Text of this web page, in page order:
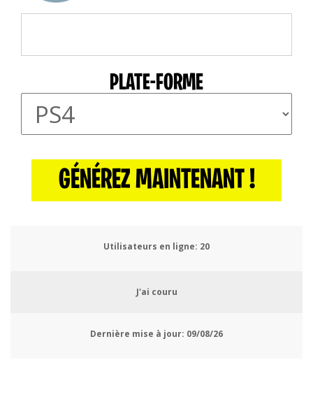
PLATE-FORME
GÉNÉREZ MAINTENANT !
Utilisateurs en ligne: 24
J'ai couru
Dernière mise à jour: 09/08/26